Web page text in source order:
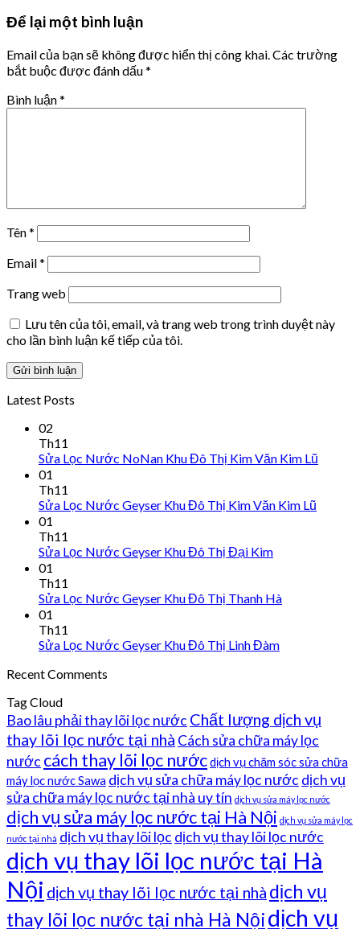
Để lại một bình luận
Email của bạn sẽ không được hiển thị công khai. Các trường
bắt buộc được đánh dấu*
Bình luận*
Tên*
Email*
Trang web
Lưu tên của tôi, email, và trang web trong trình duyệt này
cho lần bình luận kế tiếp của tôi.
Latest Posts
02
Th11
Sửa Lọc Nước NoNan Khu Đô Thị Kim Văn Kim Lũ
01
Th11
Sửa Lọc Nước Geyser Khu Đô Thị Kim Văn Kim Lũ
01
Th11
Sửa Lọc Nước Geyser Khu Đô Thị Đại Kim
01
Th11
Sửa Lọc Nước Geyser Khu Đô Thị Thanh Hà
01
Th11
Sửa Lọc Nước Geyser Khu Đô Thị Linh Đàm
Recent Comments
Tag Cloud
Bao lâu phải thay lõi lọc nước Chất lượng dịch vụ
thay lõi lọc nước tại nhà Cách sửa chữa máy lọc
nước cách thay lõi lọc nướcdịch vụ chăm sóc sửa chữa
máy lọc nước Sawa dịch vụ sửa chữa máy lọc nước dịch vụ
sửa chữa máy lọc nước tại nhà uy tín dịch vụ sửa máy lọc nước
dịch vụ sửa máy lọc nước tại Hà Nội dịch vụ sửa máy lọc
nước tại nhà dịch vụ thay lõi lọc dịch vụ thay lõi lọc nước
dịch vụ thay lõi lọc nước tại Hà
Nội dịch vụ thay lõi lọc nước tại nhà dịch vụ
thay lõi lọc nước tại nhà Hà Nộidịch vụ